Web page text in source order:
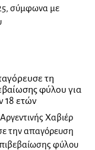
σύμφωνα με
τη
φύλου για
18 ετών
Χαβιέρ
την απαγόρευση
φύλου